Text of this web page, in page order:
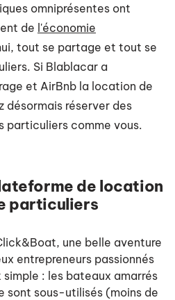
omniprésentes ont
de l'économie
tout se partage et tout se
Si Blablacar a
et AirBnb la location de
désormais réserver des
particuliers comme vous.
de location
particuliers
une belle aventure
entrepreneurs passionnés
: les bateaux amarrés
sont sous-utilisés (moins de